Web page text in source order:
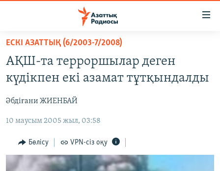
Skip
main
content
Skip
to
Navigation
Search
САЯСАТ
AZATTYQTV
ҚАҢТАР ОҚИҒАСЫ
АДАМ ҚҰҚЫҚТАРЫ
ӘЛЕУМЕТ
ӘЛЕМ
ЕСКІ АЗАТТЫҚ (6/2003-7/2008)
АҚШ-та терроршылар деген
күдікпен екі азамат тұтқындалды
Әбдіғани ЖИЕНБАЙ
10 маусым 2005 жыл, 03:58
Бөлісу VPN-сіз оқу